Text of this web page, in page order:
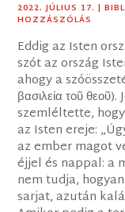
2022. JÚLIUS 17. |
HOZZÁSZÓLÁS
Eddig az Isten
szót az ország
ahogy a
βασιλεία τοῦ
szemléltette,
az Isten ereje:
az ember magot
éjjel és nappal: a
nem tudja,
sarjat, azután